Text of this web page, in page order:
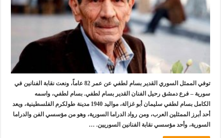
توفي الممثل السوري القدير بسام لطفي عن عمر 82 عاماً، ونعت نقابة الفنانين في
سورية – فرع دمشق رحيل الفنان القدير بسام لطفي. بسام لطفي، واسمه
الكامل بسام لطفي سليمان أبو غزالة، مواليد 1940 مدينة طولكرم الفلسطينية، ويعد
أحد أبرز الممثلين العرب، ومن رواد الدراما السورية، وهو من مؤسسي الفن والدراما
السورية، وأحد مؤسسي نقابة الفنانين السوريين. …